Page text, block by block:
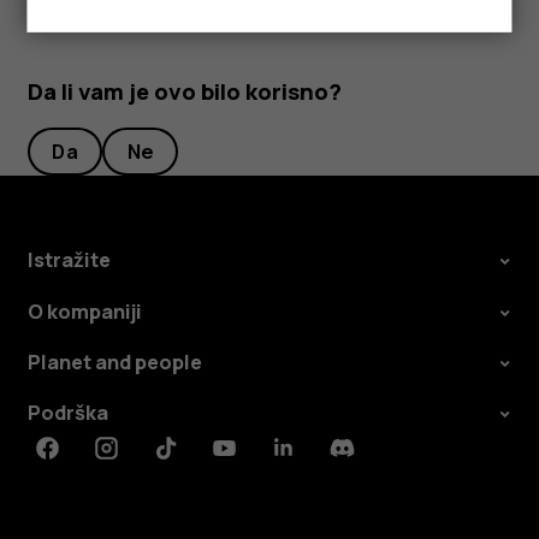
Da li vam je ovo bilo korisno?
Da Ne
Istražite
O kompaniji
Planet and people
Podrška
FacebookInstagramTiktokYoutubeLinkedinDiscord